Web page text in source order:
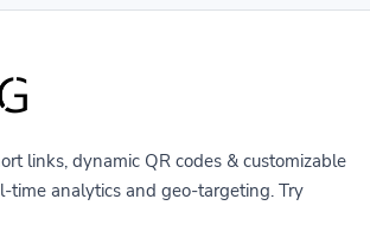
links, dynamic QR codes & customizable
time analytics and geo-targeting. Try